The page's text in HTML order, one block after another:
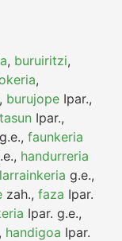
, buruiritzi,
,
, burujope Ipar.,
Ipar.,
g.e.,faunkeria
, handurreria
g.e.,
zah.,faza Ipar.
Ipar. g.e.,
, handigoa Ipar.